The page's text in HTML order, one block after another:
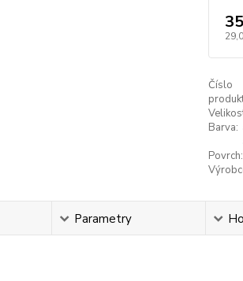
Číslo
Barva:
Povrch:
Parametry